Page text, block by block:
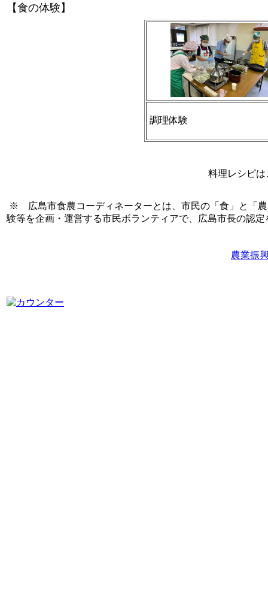
【食の体験】
調理体験
料理レシピ
※ 広島市食農コーディネーターとは、市民の「食」と「
験等を企画・運営する市民ボランティアで、広島市長の認
農業振